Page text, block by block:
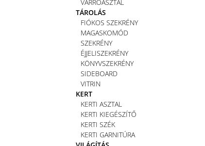
VARRÓASZTAL
TÁROLÁS
FIÓKOS SZEKRÉNY
MAGASKOMÓD
SZEKRÉNY
ÉJJELISZEKRÉNY
KÖNYVSZEKRÉNY
SIDEBOARD
VITRIN
KERT
KERTI ASZTAL
KERTI KIEGÉSZÍTŐ
KERTI SZÉK
KERTI GARNITÚRA